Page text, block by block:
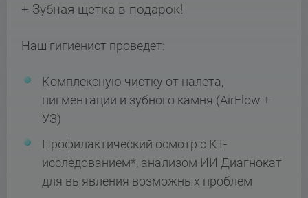
+ Зубная щетка в подарок!
Наш гигиенист проведет:
Комплексную чистку от налета,
пигментации и зубного камня (AirFlow +
УЗ)
Профилактический осмотр с КТ-
исследованием*, анализом ИИ Диагнокат
для выявления возможных проблем